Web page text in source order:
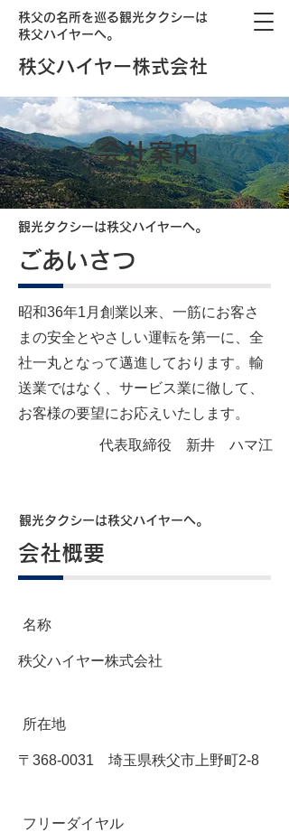
秩父の名所を巡る観光タクシーは
秩父ハイヤーへ。
秩父ハイヤー株式会社
会社案内
観光タクシーは秩父ハイヤーへ。
ごあいさつ
昭和36年1月創業以来、一筋にお客さ
まの安全とやさしい運転を第一に、全
社一丸となって邁進しております。輸
送業ではなく、サービス業に徹して、
お客様の要望にお応えいたします。
代表取締役 新井 ハマ江
観光タクシーは秩父ハイヤーへ。
会社概要
名称
秩父ハイヤー株式会社
所在地
〒368-0031 埼玉県秩父市上野町2-8
フリーダイヤル